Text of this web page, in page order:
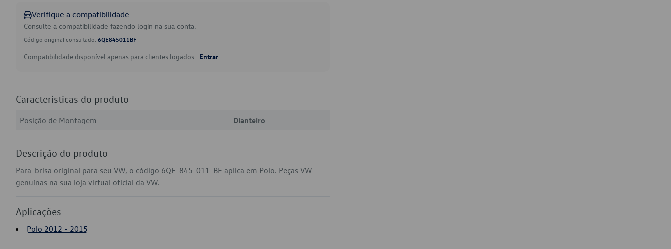
Verifique a compatibilidade
Consulte a compatibilidade fazendo login na sua conta.
Código original consultado: 6QE845011BF
Compatibilidade disponível apenas para clientes logados. Entrar
Características do produto
Posição de Montagem Dianteiro
Descrição do produto
Para-brisa original para seu VW, o código 6QE-845-011-BF aplica em Polo. Peças VW
genuínas na sua loja virtual oficial da VW.
Aplicações
Polo 2012 - 2015